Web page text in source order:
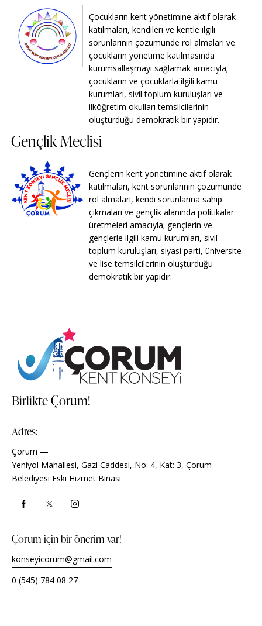
Çocukların kent yönetimine aktif olarak
katılmaları, kendileri ve kentle ilgili
sorunlarının çözümünde rol almaları ve
çocukların yönetime katılmasında
kurumsallaşmayı sağlamak amacıyla;
çocukların ve çocuklarla ilgili kamu
kurumları, sivil toplum kuruluşları ve
ilköğretim okulları temsilcilerinin
oluşturduğu demokratik bir yapıdır.
Gençlik Meclisi
Gençlerin kent yönetimine aktif olarak
katılmaları, kent sorunlarının çözümünde
rol almaları, kendi sorunlarına sahip
çıkmaları ve gençlik alanında politikalar
üretmeleri amacıyla; gençlerin ve
gençlerle ilgili kamu kurumları, sivil
toplum kuruluşları, siyasi parti, üniversite
ve lise temsilcilerinin oluşturduğu
demokratik bir yapıdır.
Birlikte Çorum!
Adres:
Çorum —
Yeniyol Mahallesi, Gazi Caddesi, No: 4, Kat: 3, Çorum
Belediyesi Eski Hizmet Binası
Çorum için bir önerim var!
konseyicorum@gmail.com
0 (545) 784 08 27